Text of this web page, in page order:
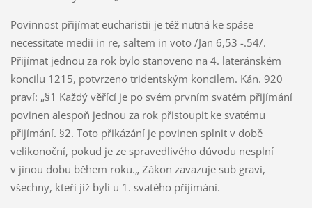
Povinnost přijímat eucharistii je též nutná ke spáse
necessitate medii in re, saltem in voto /Jan 6,53 -.54/.
Přijímat jednou za rok bylo stanoveno na 4. lateránském
koncilu 1215, potvrzeno tridentským koncilem. Kán. 920
praví: „§1 Každý věřící je po svém prvním svatém přijímání
povinen alespoň jednou za rok přistoupit ke svatému
přijímání. §2. Toto přikázání je povinen splnit v době
velikonoční, pokud je ze spravedlivého důvodu nesplní
v jinou dobu během roku.„ Zákon zavazuje sub gravi,
všechny, kteří již byli u 1. svatého přijímání.